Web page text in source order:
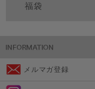
福袋
メルマガ登録